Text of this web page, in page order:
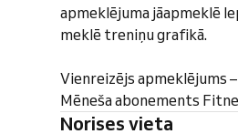
apmeklējuma jāapmeklē
meklē treniņu grafikā.
Vienreizējs apmeklējums
Mēneša abonements
Norises vieta